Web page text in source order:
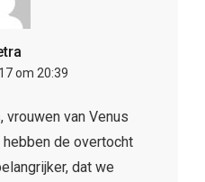
om 20:39
vrouwen van Venus
hebben de overtocht
dat we